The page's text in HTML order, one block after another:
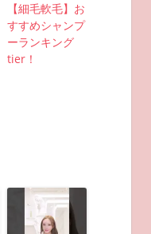
【細毛軟毛】お
すすめシャンプ
ーランキング
tier！